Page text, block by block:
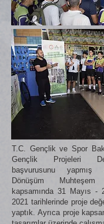
T.C. Gençlik ve Spor
Gençlik Projeleri
başvurusunu yapmış
Dönüşüm
kapsamında 31 Mayıs
2021 tarihlerinde proje
yaptık. Ayrıca proje